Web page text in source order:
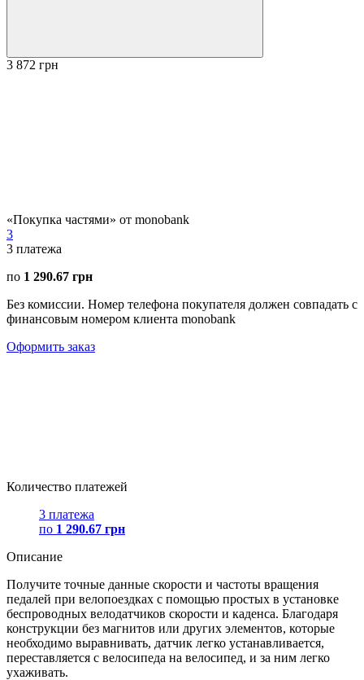
3 872 грн
«Покупка частями» от monobank
3
3 платежа
по 1 290.67 грн
Без комиссии. Номер телефона покупателя должен совпадать с
финансовым номером клиента monobank
Оформить заказ
Количество платежей
3 платежа
по 1 290.67 грн
Описание
Получите точные данные скорости и частоты вращения
педалей при велопоездках с помощью простых в установке
беспроводных велодатчиков скорости и каденса. Благодаря
конструкции без магнитов или других элементов, которые
необходимо выравнивать, датчик легко устанавливается,
переставляется с велосипеда на велосипед, и за ним легко
ухаживать.